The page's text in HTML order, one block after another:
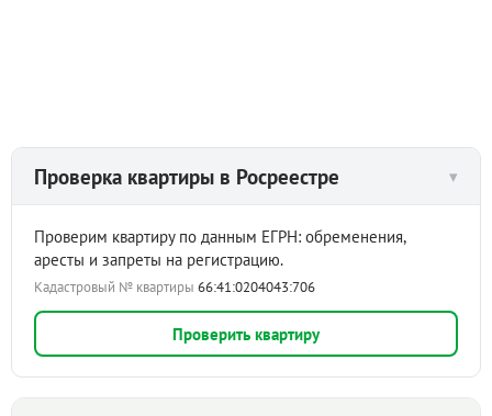
Проверка квартиры в Росреестре ▾
Проверим квартиру по данным ЕГРН: обременения,
аресты и запреты на регистрацию.
Кадастровый № квартиры 66:41:0204043:706
Проверить квартиру